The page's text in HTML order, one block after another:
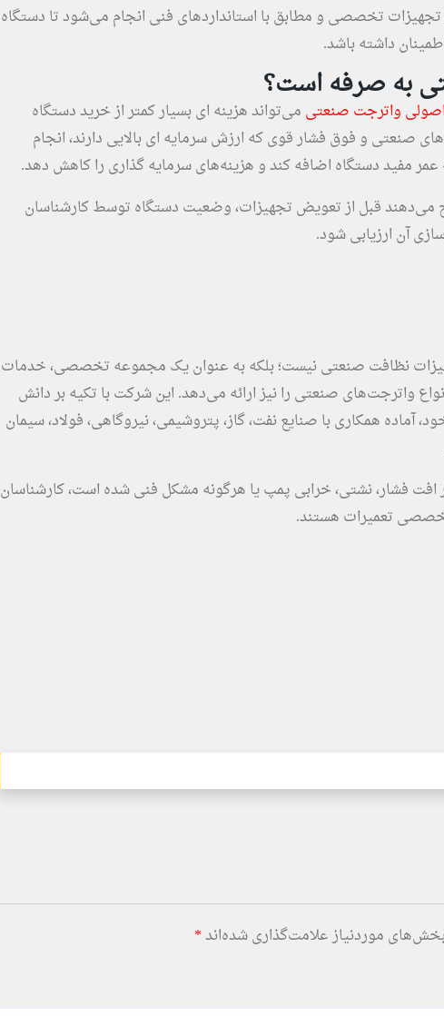
تجهیزات تخصصی و مطابق با استانداردهای فنی انجام می‌شود تا دستگاه
داشته باشد.
به‌ صرفه است؟
اصولی واترجت صنعتی می‌تواند هزینه ‌ای بسیار کمتر از خرید دستگاه
صنعتی و فوق فشار قوی که ارزش سرمایه ‌ای بالایی دارند، انجام
مفید دستگاه اضافه کند و هزینه‌های سرمایه‌ گذاری را کاهش دهد.
می‌دهند قبل از تعویض تجهیزات، وضعیت دستگاه توسط کارشناسان
آن ارزیابی شود.
نظافت صنعتی نیست؛ بلکه به عنوان یک مجموعه تخصصی، خدمات
واترجت‌های صنعتی را نیز ارائه می‌دهد. این شرکت با تکیه بر دانش
همکاری با صنایع نفت، گاز، پتروشیمی، نیروگاهی، فولاد، سیمان
فشار، نشتی، خرابی پمپ یا هرگونه مشکل فنی شده است، کارشناسان
تعمیرات هستند.
بخش‌های موردنیاز علامت‌گذاری شده‌اند*